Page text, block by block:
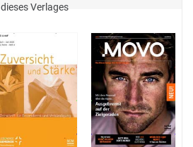
dieses Verlages